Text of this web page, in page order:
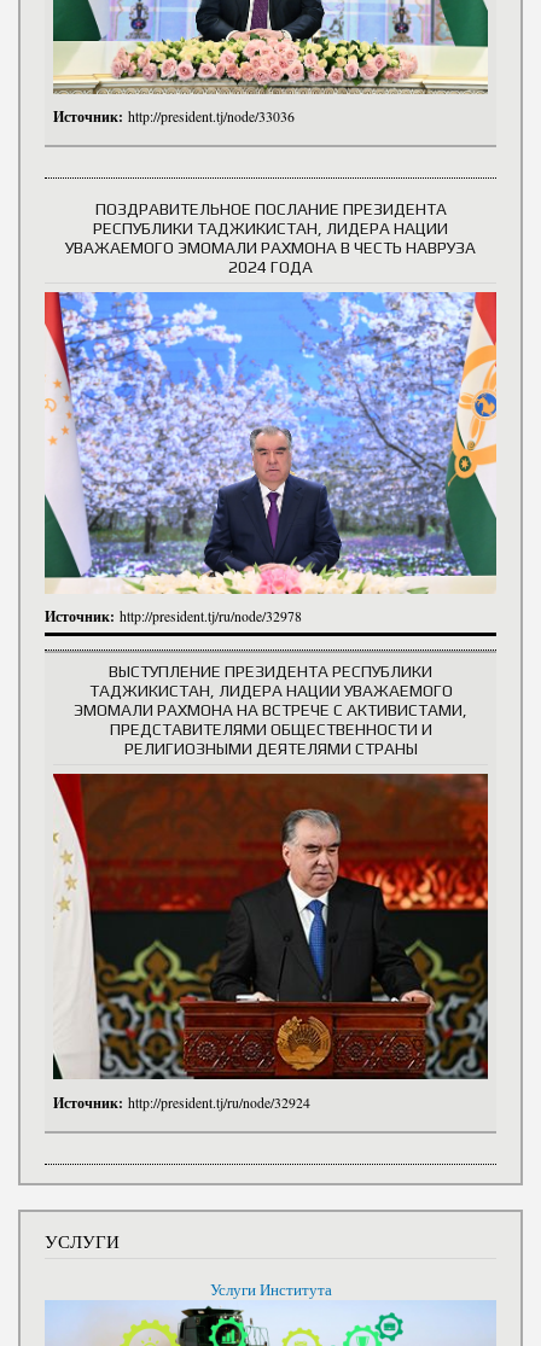
Источник: http://president.tj/node/33036
ПОЗДРАВИТЕЛЬНОЕ ПОСЛАНИЕ ПРЕЗИДЕНТА
РЕСПУБЛИКИ ТАДЖИКИСТАН, ЛИДЕРА НАЦИИ
УВАЖАЕМОГО ЭМОМАЛИ РАХМОНА В ЧЕСТЬ НАВРУЗА
2024 ГОДА
Источник: http://president.tj/ru/node/32978
ВЫСТУПЛЕНИЕ ПРЕЗИДЕНТА РЕСПУБЛИКИ
ТАДЖИКИСТАН, ЛИДЕРА НАЦИИ УВАЖАЕМОГО
ЭМОМАЛИ РАХМОНА НА ВСТРЕЧЕ С АКТИВИСТАМИ,
ПРЕДСТАВИТЕЛЯМИ ОБЩЕСТВЕННОСТИ И
РЕЛИГИОЗНЫМИ ДЕЯТЕЛЯМИ СТРАНЫ
Источник: http://president.tj/ru/node/32924
УСЛУГИ
Услуги Института